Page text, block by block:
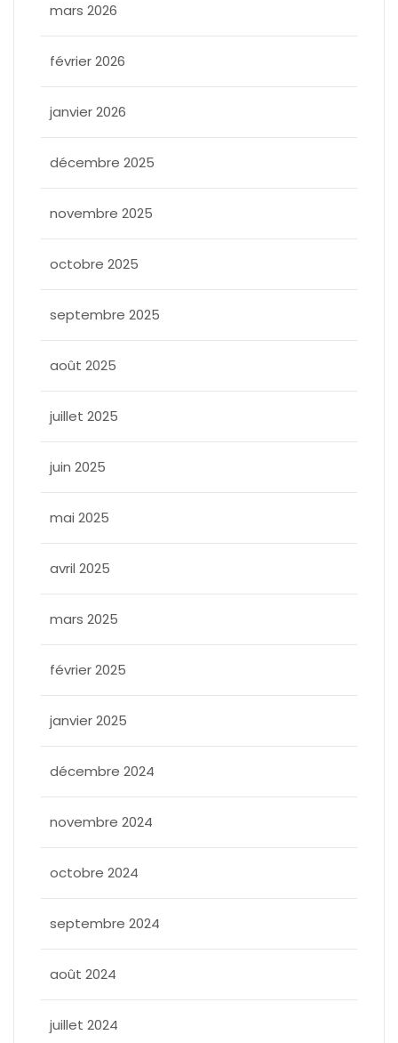
mars 2026
février 2026
janvier 2026
décembre 2025
novembre 2025
octobre 2025
septembre 2025
août 2025
juillet 2025
juin 2025
mai 2025
avril 2025
mars 2025
février 2025
janvier 2025
décembre 2024
novembre 2024
octobre 2024
septembre 2024
août 2024
juillet 2024